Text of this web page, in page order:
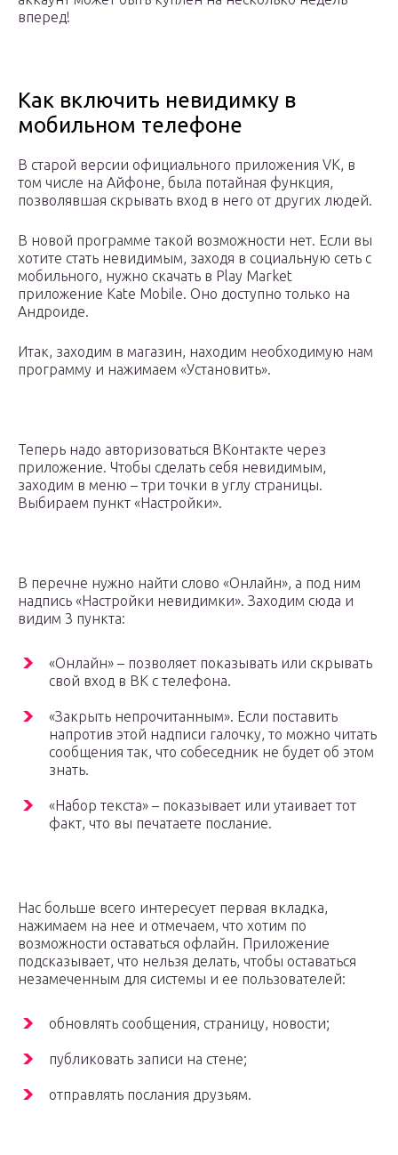
вперед!
Как включить невидимку в
мобильном телефоне
В старой версии официального приложения VK, в
том числе на Айфоне, была потайная функция,
позволявшая скрывать вход в него от других людей.
В новой программе такой возможности нет. Если вы
хотите стать невидимым, заходя в социальную сеть с
мобильного, нужно скачать в Play Market
приложение Kate Mobile. Оно доступно только на
Андроиде.
Итак, заходим в магазин, находим необходимую нам
программу и нажимаем «Установить».
Теперь надо авторизоваться ВКонтакте через
приложение. Чтобы сделать себя невидимым,
заходим в меню – три точки в углу страницы.
Выбираем пункт «Настройки».
В перечне нужно найти слово «Онлайн», а под ним
надпись «Настройки невидимки». Заходим сюда и
видим 3 пункта:
«Онлайн» – позволяет показывать или скрывать
свой вход в ВК с телефона.
«Закрыть непрочитанным». Если поставить
напротив этой надписи галочку, то можно читать
сообщения так, что собеседник не будет об этом
знать.
«Набор текста» – показывает или утаивает тот
факт, что вы печатаете послание.
Нас больше всего интересует первая вкладка,
нажимаем на нее и отмечаем, что хотим по
возможности оставаться офлайн. Приложение
подсказывает, что нельзя делать, чтобы оставаться
незамеченным для системы и ее пользователей:
обновлять сообщения, страницу, новости;
публиковать записи на стене;
отправлять послания друзьям.